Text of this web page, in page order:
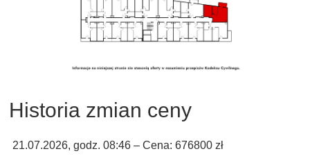
Historia zmian ceny
21.07.2026, godz. 08:46 – Cena: 676800 zł